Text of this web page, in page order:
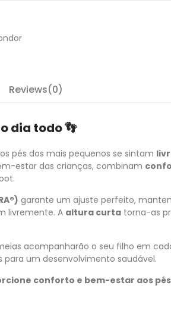
Reviews(0)
dia todo 👣
pés dos mais pequenos se sintam
estar das crianças, combinam
garante um ajuste perfeito,
livremente. A altura curta torna-as
acompanharão o seu filho em
para um desenvolvimento saudável.
conforto e bem-estar aos